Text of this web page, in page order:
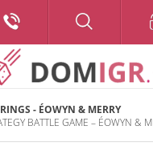
- ÉOWYN & MERRY
BATTLE GAME – ÉOWYN &